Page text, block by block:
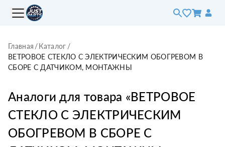
Главная /Каталог /
ВЕТРОВОЕ СТЕКЛО С ЭЛЕКТРИЧЕСКИМ ОБОГРЕВОМ В
СБОРЕ С ДАТЧИКОМ, МОНТАЖНЫ
Аналоги для товара «ВЕТРОВОЕ
СТЕКЛО С ЭЛЕКТРИЧЕСКИМ
ОБОГРЕВОМ В СБОРЕ С